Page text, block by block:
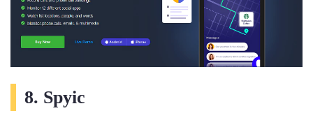
8. Spyic